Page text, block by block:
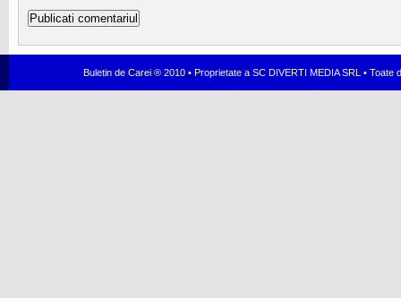
Buletin de Carei ® 2010 • Proprietate a SC DIVERTI MEDIA SRL •